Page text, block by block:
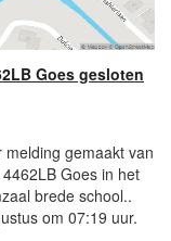
Goes gesloten
gemaakt van
Goes in het
brede school..
om 07:19 uur.